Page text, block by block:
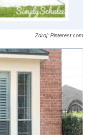
Zdroj: Pinterest.com